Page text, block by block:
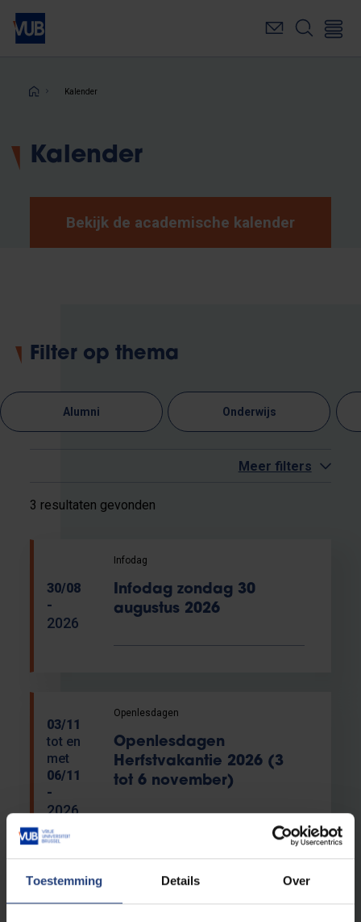
Toestemming Details Over
Overslaan
naar
inhoudKruimelpad
Kalender
Kalender
Bekijk de academische kalender
Filter op thema
Alumni Onderwijs
Meer filters
3 resultaten gevonden
30/08
-
2026
Infodag
Infodag zondag 30
augustus 2026
03/11
tot en
met
06/11
-
2026
Openlesdagen
Openlesdagen
Herfstvakantie 2026 (3
tot 6 november)
Openlesdagen